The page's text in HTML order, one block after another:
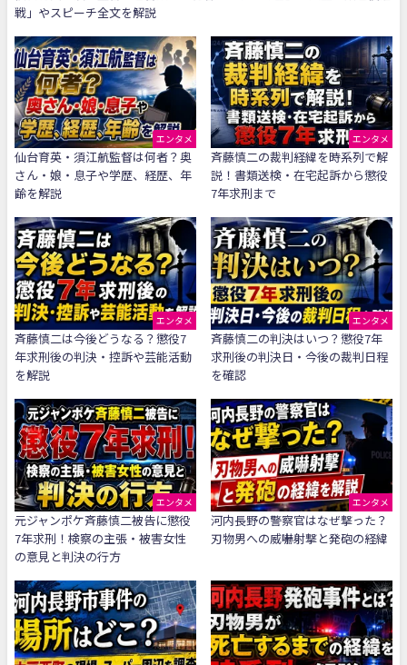
戦」やスピーチ全文を解説
エンタメ
仙台育英・須江航監督は何者？奥
さん・娘・息子や学歴、経歴、年
齢を解説
エンタメ
斉藤慎二の裁判経緯を時系列で解
説！書類送検・在宅起訴から懲役
7年求刑まで
エンタメ
斉藤慎二は今後どうなる？懲役7
年求刑後の判決・控訴や芸能活動
を解説
エンタメ
斉藤慎二の判決はいつ？懲役7年
求刑後の判決日・今後の裁判日程
を確認
エンタメ
元ジャンポケ斉藤慎二被告に懲役
7年求刑！検察の主張・被害女性
の意見と判決の行方
エンタメ
河内長野の警察官はなぜ撃った？
刃物男への威嚇射撃と発砲の経緯